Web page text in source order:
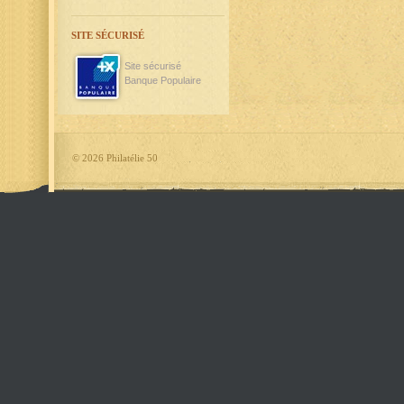
SITE SÉCURISÉ
Site sécurisé
Banque Populaire
© 2026 Philatélie 50